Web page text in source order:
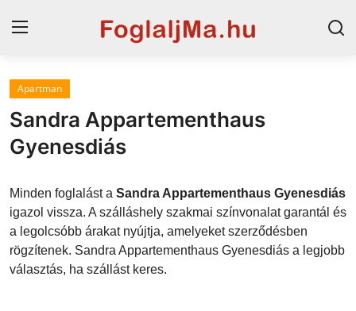
Horvát tengerpart
Magyarország
Horvátország
Blog
Szállások Hajdúszoboszlón
Apartman
Sandra Appartementhaus
Gyenesdiás
Minden foglalást a Sandra Appartementhaus Gyenesdiás
igazol vissza. A szálláshely szakmai színvonalat garantál és
a legolcsóbb árakat nyújtja, amelyeket szerződésben
rögzítenek. Sandra Appartementhaus Gyenesdiás a legjobb
választás, ha szállást keres.